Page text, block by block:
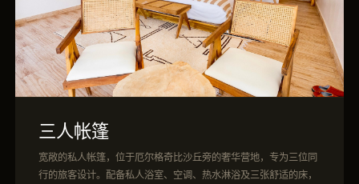
三人帐篷
宽敞的私人帐篷，位于厄尔格奇比沙丘旁的奢华营地，专为三位同
行的旅客设计。配备私人浴室、空调、热水淋浴及三张舒适的床，